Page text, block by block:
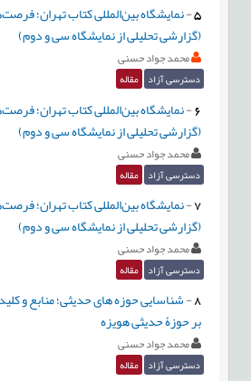
5
-نمایشگاه بین‌المللی کتاب تهران؛
(گزارشی تحلیلی از نمایشگاه سی و دوم)
محمد جواد حسنی
دسترسی آزاد مقاله
6
-نمایشگاه بین‌المللی کتاب تهران؛
(گزارشی تحلیلی از نمایشگاه سی و دوم)
محمد جواد حسنی
دسترسی آزاد مقاله
7
-نمایشگاه بین‌المللی کتاب تهران؛
(گزارشی تحلیلی از نمایشگاه سی و دوم)
محمد جواد حسنی
دسترسی آزاد مقاله
8
-شناسایی حوزه های حدیثی؛ منابع و
بر حوزۀ حدیثی هویزه
محمد جواد حسنی
دسترسی آزاد مقاله